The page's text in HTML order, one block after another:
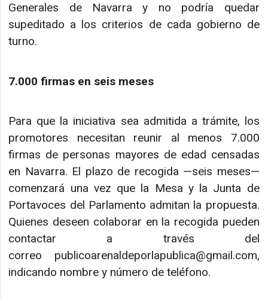
Generales de Navarra y no podría quedar
supeditado a los criterios de cada gobierno de
turno.
7.000 firmas en seis meses
Para que la iniciativa sea admitida a trámite, los
promotores necesitan reunir al menos 7.000
firmas de personas mayores de edad censadas
en Navarra. El plazo de recogida —seis meses—
comenzará una vez que la Mesa y la Junta de
Portavoces del Parlamento admitan la propuesta.
Quienes deseen colaborar en la recogida pueden
contactar a través del
correo publicoarenaldeporlapublica@gmail.com,
indicando nombre y número de teléfono.